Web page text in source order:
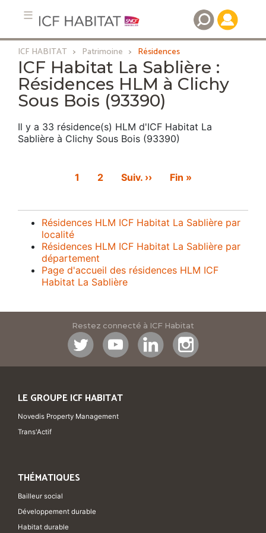
Aller
contenu
principal
ICF HABITAT Patrimoine Résidences
ICF Habitat La Sablière :
Résidences HLM à Clichy
Sous Bois (93390)
Il y a 33 résidence(s) HLM d'ICF Habitat La
Sablière à Clichy Sous Bois (93390)
PaginationPage
1 Page
2
Page
Suiv. ››
Dernière
Fin »
Résidences HLM ICF Habitat La Sablière par
localité
Résidences HLM ICF Habitat La Sablière par
département
Page d'accueil des résidences HLM ICF
Habitat La Sablière
Restez connecté à ICF Habitat
LE GROUPE ICF HABITAT
Novedis Property Management
Trans'Actif
THÉMATIQUES
Bailleur social
Développement durable
Habitat durable